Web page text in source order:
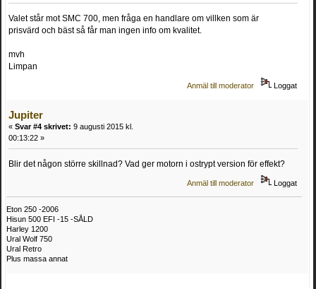
Valet står mot SMC 700, men fråga en handlare om villken som är
prisvärd och bäst så får man ingen info om kvalitet.
mvh
Limpan
Anmäl till moderator Loggat
Jupiter
« Svar #4 skrivet: 9 augusti 2015 kl.
00:13:22 »
Blir det någon större skillnad? Vad ger motorn i ostrypt version för effekt?
Anmäl till moderator Loggat
Eton 250 -2006
Hisun 500 EFI -15 -SÅLD
Harley 1200
Ural Wolf 750
Ural Retro
Plus massa annat